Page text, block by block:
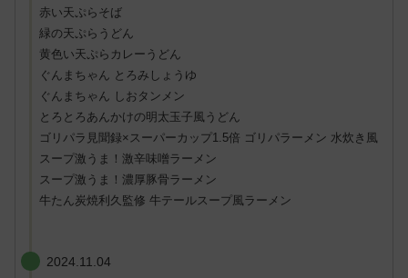
赤い天ぷらそば
緑の天ぷらうどん
黄色い天ぷらカレーうどん
ぐんまちゃん とろみしょうゆ
ぐんまちゃん しおタンメン
とろとろあんかけの明太玉子風うどん
ゴリパラ見聞録×スーパーカップ1.5倍 ゴリパラーメン 水炊き風
スープ激うま！激辛味噌ラーメン
スープ激うま！濃厚豚骨ラーメン
牛たん炭焼利久監修 牛テールスープ風ラーメン
2024.11.04